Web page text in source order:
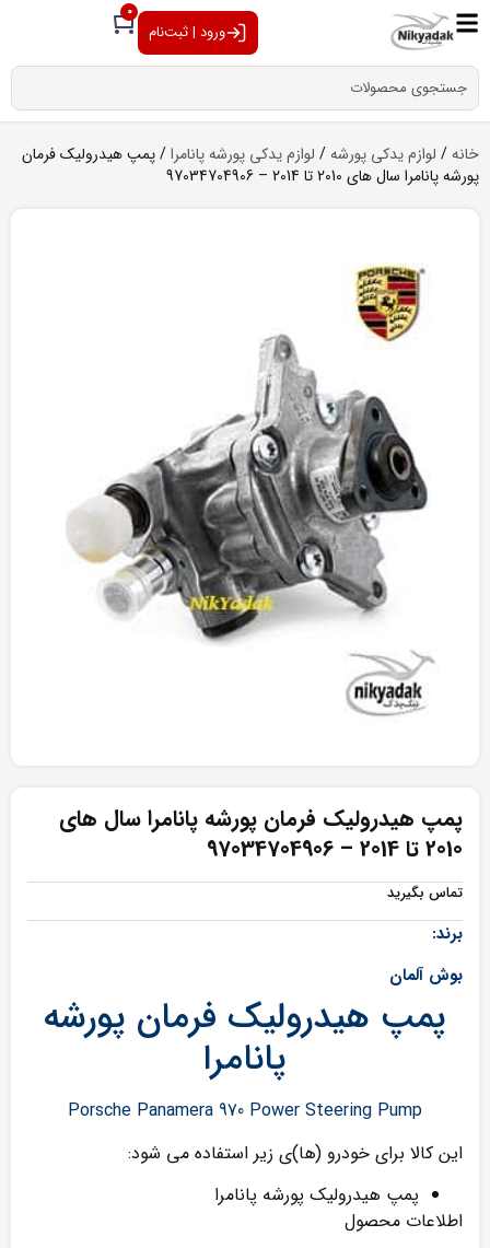
ورود | ثبت‌نام
0
خانه/ لوازم یدکی پورشه/ لوازم یدکی پورشه پانامرا/ پمپ هیدرولیک فرمان
پورشه پانامرا سال های 2010 تا 2014 – 97034704906
پمپ هیدرولیک فرمان پورشه پانامرا سال های
2010 تا 2014 – 97034704906
تماس بگیرید
برند:
بوش آلمان
پمپ هیدرولیک فرمان پورشه
پانامرا
Porsche Panamera 970 Power Steering Pump
این کالا برای خودرو (ها)ی زیر استفاده می شود:
پمپ هیدرولیک پورشه پانامرا
اطلاعات محصول